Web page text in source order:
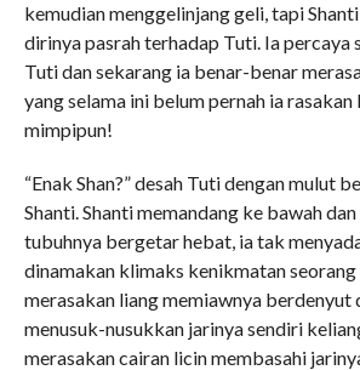
kemudian menggelinjang geli, tapi
dirinya pasrah terhadap Tuti. Ia percaya
Tuti dan sekarang ia benar-benar
yang selama ini belum pernah ia
mimpipun!
“Enak Shan?” desah Tuti dengan mulut
Shanti. Shanti memandang ke bawah
tubuhnya bergetar hebat, ia tak
dinamakan klimaks kenikmatan
merasakan liang memiawnya berdenyut
menusuk-nusukkan jarinya sendiri
merasakan cairan licin membasahi